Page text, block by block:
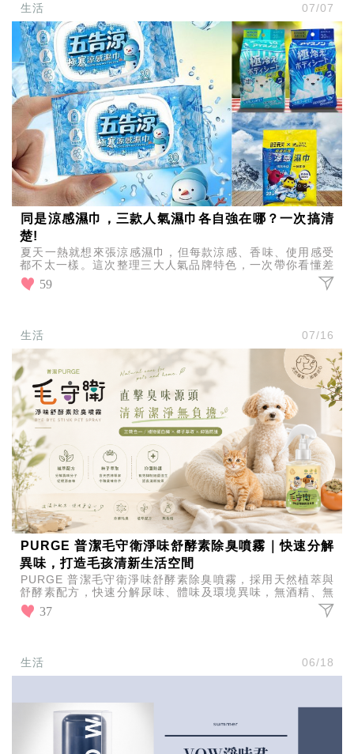
生活 07/07
同是涼感濕巾，三款人氣濕巾各自強在哪？一次搞清
楚!
夏天一熱就想來張涼感濕巾，但每款涼感、香味、使用感受
都不太一樣。這次整理三大人氣品牌特色，一次帶你看懂差
異，找到最適合自己的那一款！
59
生活 07/16
PURGE 普潔毛守衛淨味舒酵素除臭噴霧｜快速分解
異味，打造毛孩清新生活空間
PURGE 普潔毛守衛淨味舒酵素除臭噴霧，採用天然植萃與
舒酵素配方，快速分解尿味、體味及環境異味，無酒精、無
香精，貓狗皆適用，打造毛孩安心又清新的居家生活。
37
生活 06/18